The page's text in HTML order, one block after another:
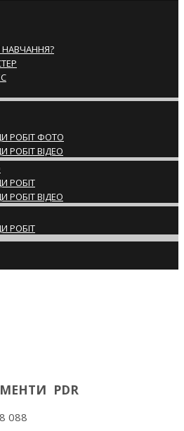
РОБІТ ФОТО
РОБІТ ВІДЕО
РОБІТ
РОБІТ ВІДЕО
РОБІТ
PDR
088